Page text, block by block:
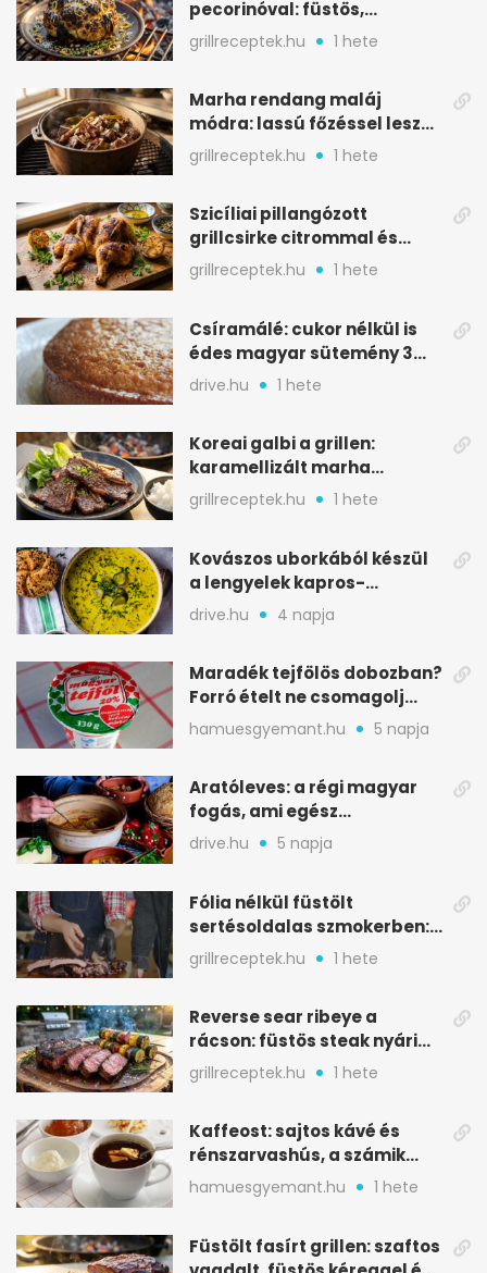
pecorinóval: füstös,
karamellizált nyári kedvenc
grillreceptek.hu 1 hete
Marha rendang maláj
módra: lassú főzéssel lesz
igazán szaftos
grillreceptek.hu 1 hete
Szicíliai pillangózott
grillcsirke citrommal és
oregánóval
grillreceptek.hu 1 hete
Csíramálé: cukor nélkül is
édes magyar sütemény 3
alapanyagból
drive.hu 1 hete
Koreai galbi a grillen:
karamellizált marha
rövidborda gyorsan
grillreceptek.hu 1 hete
Kovászos uborkából készül
a lengyelek kapros-
savanykás levese
drive.hu 4 napja
Maradék tejfölös dobozban?
Forró ételt ne csomagolj
ilyen tégelybe
hamuesgyemant.hu 5 napja
Aratóleves: a régi magyar
fogás, ami egész
csapatokat jóllakatott
drive.hu 5 napja
Fólia nélkül füstölt
sertésoldalas szmokerben:
ropogós bark, 6 óra
grillreceptek.hu 1 hete
Reverse sear ribeye a
rácson: füstös steak nyári
tökkebabbal
grillreceptek.hu 1 hete
Kaffeost: sajtos kávé és
rénszarvashús, a számik
melegítő itala
hamuesgyemant.hu 1 hete
Füstölt fasírt grillen: szaftos